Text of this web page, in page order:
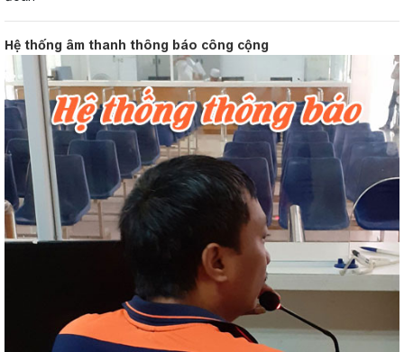
Hệ thống âm thanh thông báo công cộng